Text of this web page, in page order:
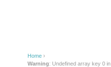
Home ›
Warning: Undefined array key 0 in